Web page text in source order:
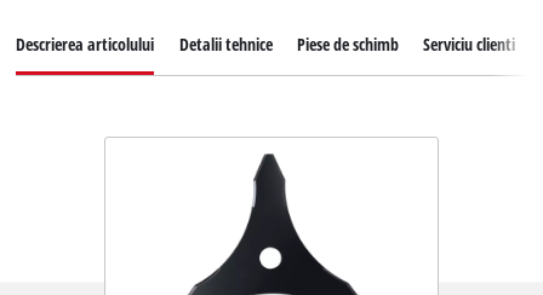
Descrierea articolului Detalii tehnice Piese de schimb Serviciu clienti